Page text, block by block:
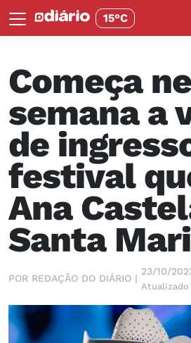
15°C
Começa
semana a
de
festival
Ana
Santa
POR REDAÇÃO DO DIÁRIO |
23/10/
Atualizado